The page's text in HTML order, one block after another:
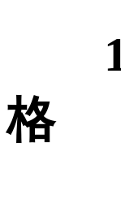
1
格